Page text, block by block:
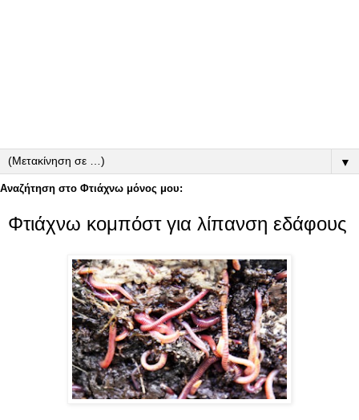
▼
Αναζήτηση στο Φτιάχνω μόνος μου:
Φτιάχνω κομπόστ για λίπανση εδάφους